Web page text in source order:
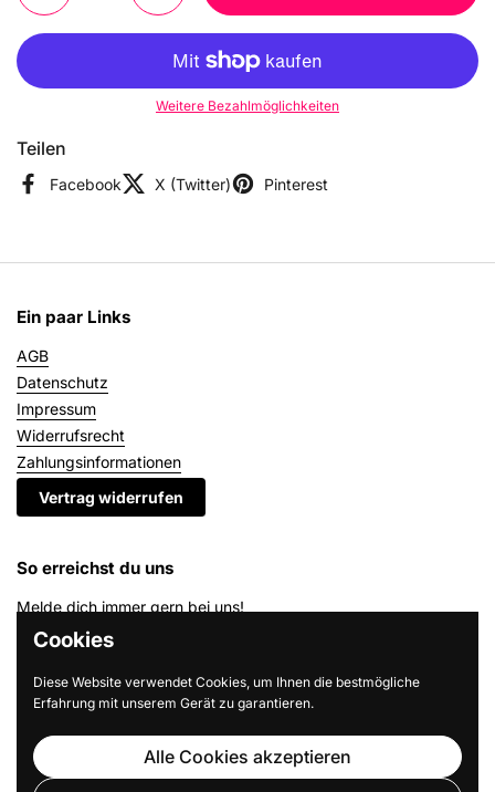
Weitere Bezahlmöglichkeiten
Teilen
Facebook X (Twitter) Pinterest
Ein paar Links
AGB
Datenschutz
Impressum
Widerrufsrecht
Zahlungsinformationen
Vertrag widerrufen
So erreichst du uns
Melde dich immer gern bei uns!
Am schnellsten erreichst du uns unter
Mit ♥️ aus NYC, London & Hamburg
Schließlich möchte ich, dass du eine sensationelle vor Ort hast!
Cookies
Diese Website verwendet Cookies, um Ihnen die bestmögliche
Erfahrung mit unserem Gerät zu garantieren.
Alle Cookies akzeptieren